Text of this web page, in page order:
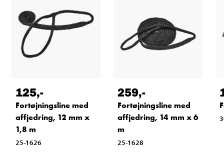
125,-
Fortøjningsline med
affjedring, 12 mm x
1,8 m
25-1626
259,-
Fortøjningsline med
affjedring, 14 mm x 6
m
25-1628